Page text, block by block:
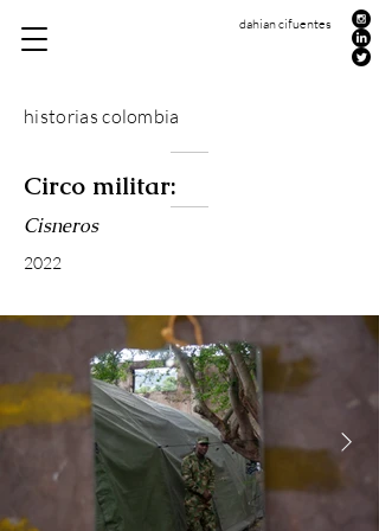
dahian cifuentes
historias colombia
Circo militar:
Cisneros
​2022